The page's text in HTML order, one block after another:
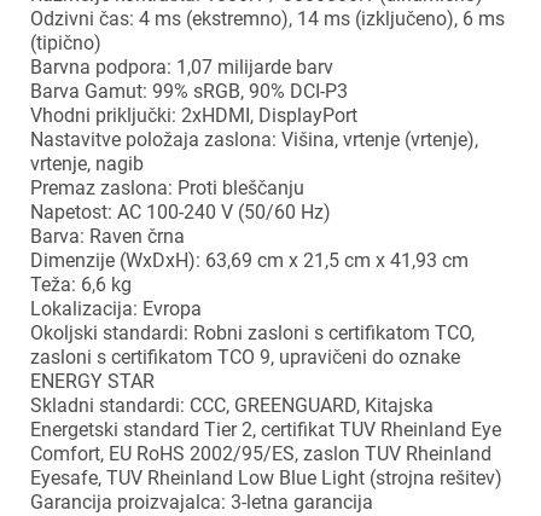
Odzivni čas: 4 ms (ekstremno), 14 ms (izključeno), 6 ms
(tipično)
Barvna podpora: 1,07 milijarde barv
Barva Gamut: 99% sRGB, 90% DCI-P3
Vhodni priključki: 2xHDMI, DisplayPort
Nastavitve položaja zaslona: Višina, vrtenje (vrtenje),
vrtenje, nagib
Premaz zaslona: Proti bleščanju
Napetost: AC 100-240 V (50/60 Hz)
Barva: Raven črna
Dimenzije (WxDxH): 63,69 cm x 21,5 cm x 41,93 cm
Teža: 6,6 kg
Lokalizacija: Evropa
Okoljski standardi: Robni zasloni s certifikatom TCO,
zasloni s certifikatom TCO 9, upravičeni do oznake
ENERGY STAR
Skladni standardi: CCC, GREENGUARD, Kitajska
Energetski standard Tier 2, certifikat TUV Rheinland Eye
Comfort, EU RoHS 2002/95/ES, zaslon TUV Rheinland
Eyesafe, TUV Rheinland Low Blue Light (strojna rešitev)
Garancija proizvajalca: 3-letna garancija
Prijava ×